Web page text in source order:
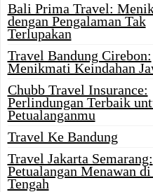
Bali Prima Travel:
dengan Pengalaman Tak
Terlupakan
Travel Bandung Cirebon:
Menikmati Keindahan
Chubb Travel Insurance:
Perlindungan Terbaik
Petualanganmu
Travel Ke Bandung
Travel Jakarta Semarang:
Petualangan Menawan di
Tengah